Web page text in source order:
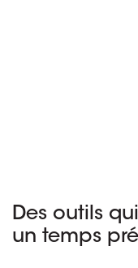
Des outils
un temps